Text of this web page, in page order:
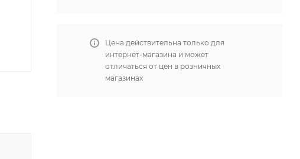
Цена действительна только для
интернет-магазина и может
отличаться от цен в розничных
магазинах